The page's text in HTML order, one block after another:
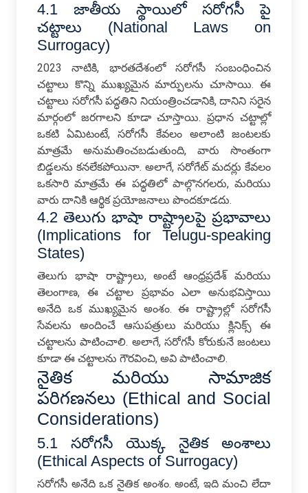
4.1 జాతీయ స్థాయిలో సరోగసీ పై
చట్టాలు (National Laws on
Surrogacy)
2023 నాటికి, భారతదేశంలో సరోగసీ సంబంధించిన
చట్టాలు కొన్ని ముఖ్యమైన మార్పులను చూసాయి. ఈ
చట్టాలు సరోగసీ పద్ధతిని నియంత్రించడానికి, దానిని సరైన
మార్గంలో జరగాలని కూడా చూస్తాయి. ప్రధాన చట్టాల్లో
ఒకటి ఏమిటంటే, సరోగసీ కేవలం అలాంటి జంటలకు
మాత్రమే అనుమతించబడుతుంది, వారు సొంతంగా
బిడ్డలను కనలేకపోయినా. అలాగే, సరోగేట్ మదర్లు కేవలం
ఒకసారి మాత్రమే ఈ పద్ధతిలో పాల్గొనగలరు, మరియు
వారు దానికి ఆర్థిక ప్రయోజనాలు పొందకూడదు.
4.2 తెలుగు భాషా రాష్ట్రాలపై ప్రభావాలు
(Implications for Telugu-speaking
States)
తెలుగు భాషా రాష్ట్రాలు, అంటే ఆంధ్రప్రదేశ్ మరియు
తెలంగాణ, ఈ చట్టాల ప్రభావం ఎలా అనుభవిస్తాయి
అనేది ఒక ముఖ్యమైన అంశం. ఈ రాష్ట్రాల్లో సరోగసీ
సేవలను అందించే ఆసుపత్రులు మరియు క్లినిక్స్ ఈ
చట్టాలను పాటించాలి. అలాగే, సరోగసీ కోరుకునే జంటలు
కూడా ఈ చట్టాలను గౌరవించి, అవి పాటించాలి.
నైతిక మరియు సామాజిక
పరిగణనలు (Ethical and Social
Considerations)
5.1 సరోగసీ యొక్క నైతిక అంశాలు
(Ethical Aspects of Surrogacy)
సరోగసీ అనేది ఒక నైతిక అంశం. అంటే, ఇది మంచి లేదా